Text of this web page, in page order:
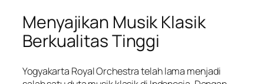
Menyajikan Musik Klasik
Berkualitas Tinggi
Yogyakarta Royal Orchestra telah lama menjadi